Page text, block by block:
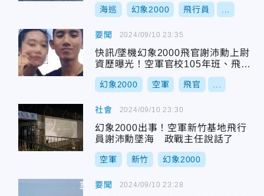
海巡 幻象2000 飛行員
要聞
快訊/墜機幻象2000飛官謝沛勳上尉
資歷曝光！空軍官校105年班、飛行
總時數710小時
幻象2000 空軍 飛官
2024/09/10 23:35
社會
幻象2000出事！空軍新竹基地飛行
員謝沛勳墜海 政戰主任說話了
空軍 新竹 幻象2000
2024/09/10 23:30
要聞 2024/09/10 23:28